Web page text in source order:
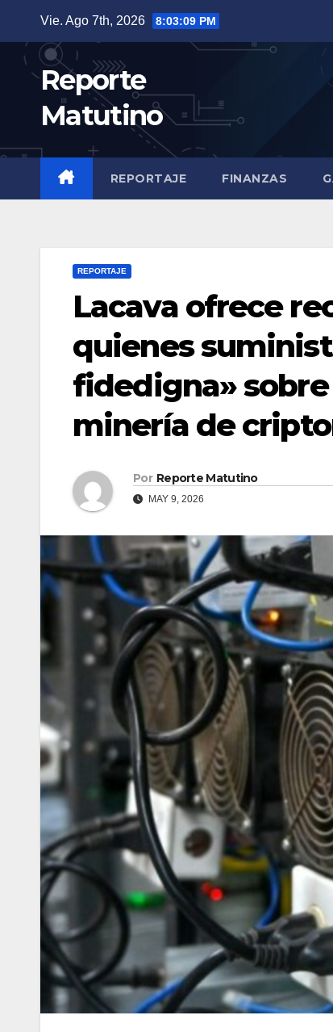
contenido
Vie. Ago 7th, 2026 8:03:10 PM
Reporte
Matutino
REPORTAJE FINANZAS
REPORTAJE
Lacava ofrece
quienes
fidedigna»
minería de
Por Reporte Matutino
MAY 9, 2026